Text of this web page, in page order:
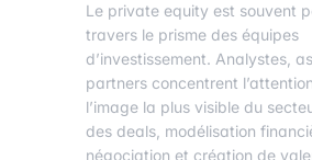
Le private equity est souvent
travers le prisme des équipes
d’investissement. Analystes,
partners concentrent
l’image la plus visible du
des deals, modélisation
négociation et création de